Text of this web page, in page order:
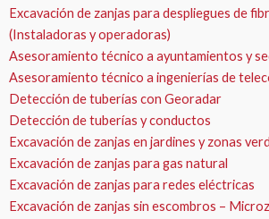
Excavación de zanjas para despliegues de
(Instaladoras y operadoras)
Asesoramiento técnico a ayuntamientos y
Asesoramiento técnico a ingenierías de
Detección de tuberías con Georadar
Detección de tuberías y conductos
Excavación de zanjas en jardines y zonas
Excavación de zanjas para gas natural
Excavación de zanjas para redes eléctricas
Excavación de zanjas sin escombros –